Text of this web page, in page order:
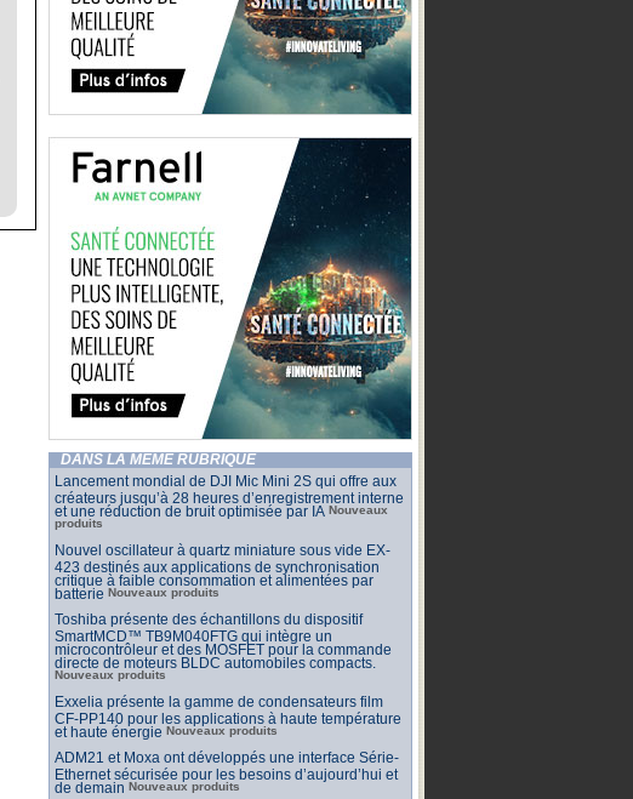
DANS LA MÊME RUBRIQUE
Lancement mondial de DJI Mic Mini 2S qui offre aux
créateurs jusqu’à 28 heures d’enregistrement interne
et une réduction de bruit optimisée par IA Nouveaux
produits
Nouvel oscillateur à quartz miniature sous vide EX-
423 destinés aux applications de synchronisation
critique à faible consommation et alimentées par
batterie Nouveaux produits
Toshiba présente des échantillons du dispositif
SmartMCD™ TB9M040FTG qui intègre un
microcontrôleur et des MOSFET pour la commande
directe de moteurs BLDC automobiles compacts.
Nouveaux produits
Exxelia présente la gamme de condensateurs film
CF-PP140 pour les applications à haute température
et haute énergie Nouveaux produits
ADM21 et Moxa ont développés une interface Série-
Ethernet sécurisée pour les besoins d’aujourd’hui et
de demain Nouveaux produits